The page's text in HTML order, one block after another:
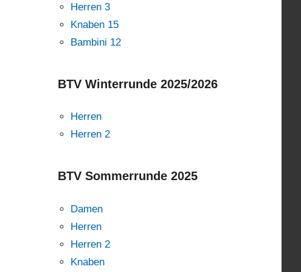
Herren 3
Knaben 15
Bambini 12
BTV Winterrunde 2025/2026
Herren
Herren 2
BTV Sommerrunde 2025
Damen
Herren
Herren 2
Knaben